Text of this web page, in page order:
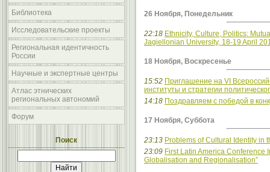
Библиотека
Исследовательские проекты
Региональная идентичность
России
Научные и экспертные центры
Атлас этнических
региональных автономий
Форум
Поиск
26 Ноября, Понедельник
22:18 Ethnicity, Culture, Politics:
Jagiellonian University, 18-19 April
18 Ноября, Воскресенье
15:52 Приглашение на VI
институты и стратегии
14:18 Поздравляем с победой в
17 Ноября, Суббота
23:13 Problems of Cultural Identity in
23:09 First Latin America Conference
Globalisation and Regionalisation”